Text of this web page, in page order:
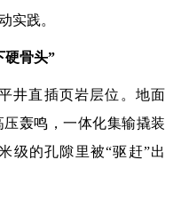
实践。
骨头”
直插页岩层位。地面
压轰鸣，一体化集输撬装
级的孔隙里被“驱赶”出